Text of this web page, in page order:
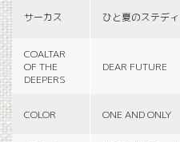
サーカス ひと夏のステディ
COALTAR
OF THE
DEEPERS
DEAR FUTURE
COLOR ONE AND ONLY